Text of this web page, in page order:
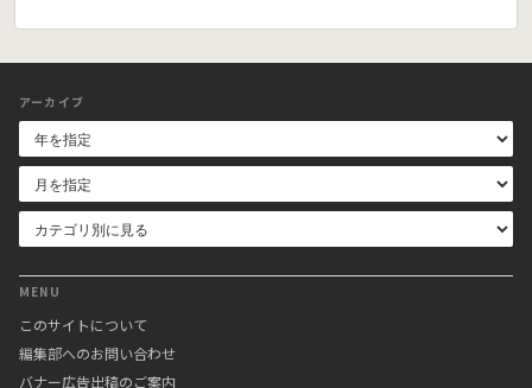
アーカイブ
MENU
このサイトについて
編集部へのお問い合わせ
バナー広告出稿のご案内